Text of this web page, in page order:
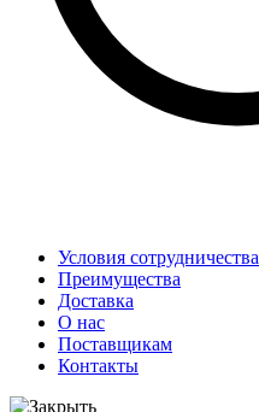
Условия сотрудничества
Преимущества
Доставка
О нас
Поставщикам
Контакты